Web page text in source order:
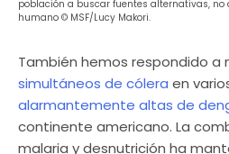
población a buscar fuentes alternativas,
humano © MSF/Lucy Makori.
También hemos respondido a
simultáneos de cólera en
alarmantemente altas de
continente americano. La
malaria y desnutrición ha